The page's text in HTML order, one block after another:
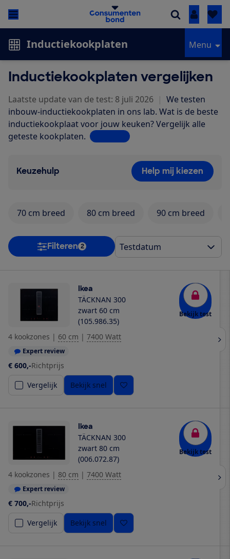
Inloggen
Inductiekookplaten Menu
Inductiekookplaten vergelijken
Laatste update van de test: 8 juli 2026 | We testen
inbouw-inductiekookplaten in ons lab. Wat is de beste
inductiekookplaat voor jouw keuken? Vergelijk alle
geteste kookplaten. Lees meer
Keuzehulp Help mij kiezen
70 cm breed 80 cm breed 90 cm breed
Filteren 2
Ikea
TÄCKNAN 300
zwart 60 cm
(105.986.35)
Bekijk test
4 kookzones | 60 cm | 7400 Watt
Expert review
€ 600,-Richtprijs
Vergelijk
Bekijk snel
Ikea
TÄCKNAN 300
zwart 80 cm
(006.072.87)
Bekijk test
4 kookzones | 80 cm | 7400 Watt
Expert review
€ 700,-Richtprijs
Vergelijk
Bekijk snel